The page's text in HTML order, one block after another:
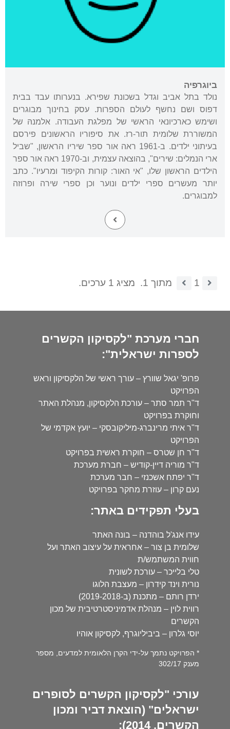
ביוגרפיה
נולד בתל אביב וגדל בשכונת שפירא. בנערותו עבד בבית
דפוס ושם נחשף לעולם הספרות. עסק בחינוך מבוגרים
ושימש כארכיונאי הראשי של מפלגת העבודה. אלמנהּ של
המשוררת שלומית תור-רז. את סיפוריו הראשונים פירסם
בעיתוני ילדים. ב-1961 ראה אור ספר שיריו הראשון, "שביל
ארי הנמלים: שירים", בהוצאה עצמית, וב-1970 ראה אור ספר
הילדים הראשון שלו, "אי האור: קורות הקיפוד ומרעיו". כתב
יותר מעשרים ספרי ילדים ונוער וכן ספרי שירה ופרוזה
למבוגרים.
1 מתוך 1. מציג 1 ערכים.
חברי מערכת "לקסיקון הקשרים
לספרות ישראלית":
פרופ' יגאל שוורץ – עורך ראשי של הלקסיקון וראש
הפרויקט
ד"ר תמר סתר – עורכת הלקסיקון, מנהלת האתר
וחוקרת בפרויקט
ד"ר איתי מרינברג-מיליקובסקי – יועץ אקדמי של
הפרויקט
ד"ר חן שטרס – חוקרת ראשית בפרויקט
ד"ר מוריה דיין-קודיש – חברת מערכת
ד"ר יפתח אשכנזי – חבר מערכת
נעם קרון – עוזרת מחקר בפרויקט
בעלי תפקידים באתר:
עידו אנג'ל בוהדנה – בונה האתר
שלומית בן צור – אחראית על עיצוב האתר ועל
חווית המשתמש/ת
טלי בלייכר – עורכת לשונית
נורית וינד קידרון – מעצבת הלוגו
ירדן רותם – מתכנת (ב-2019-2018)
רווית לוין – מנהלת אדמיניסטרטיבית של מכון
הקשרים
יוסי גלרון – ביביליוגרף, לקסיקון אוהיו
* הפרויקט נתמך על-ידי הקרן הלאומית למדעים, מספר
מענק 302/17
עורכי "לקסיקון הקשרים לסופרים
ישראלים" (הוצאת דביר ומכון
הקשרים, 2014):